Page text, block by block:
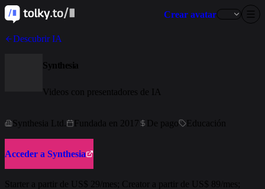
Crear avatar
Descubrir IA
Synthesia
Videos con presentadores de IA
Synthesia Ltd. Fundada en 2017 De pago Educación
Acceder a Synthesia
Starter a partir de US$ 29/mes; Creator a partir de US$ 89/mes;